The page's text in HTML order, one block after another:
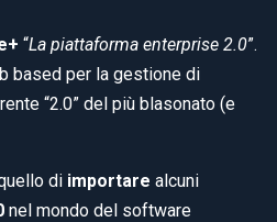
“La piattaforma enterprise 2.0”.
based per la gestione di
“2.0” del più blasonato (e
di importare alcuni
nel mondo del software